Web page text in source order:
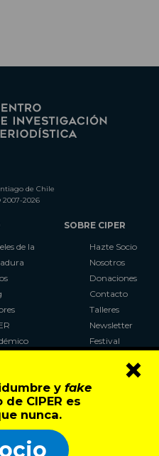
y fake
CIPER es
nunca.
×
de Chile
2007-2026
de la
SOBRE CIPER
Hazte Socio
Nosotros
Donaciones
Contacto
Talleres
Newsletter
Festival